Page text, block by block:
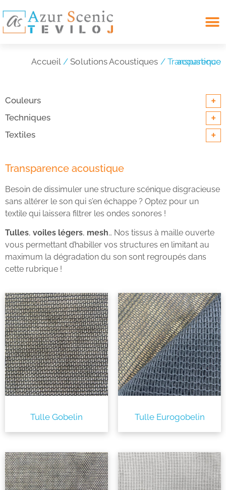
Accueil /Solutions Acoustiques / Transparence acoustique
Couleurs +
Techniques +
Textiles +
Transparence acoustique
Besoin de dissimuler une structure scénique disgracieuse
sans altérer le son qui s’en échappe ? Optez pour un
textile qui laissera filtrer les ondes sonores !
Tulles, voiles légers, mesh… Nos tissus à maille ouverte
vous permettant d’habiller vos structures en limitant au
maximum la dégradation du son sont regroupés dans
cette rubrique !
Tulle Gobelin Tulle Eurogobelin